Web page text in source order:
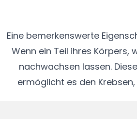
Eine bemerkenswerte
Wenn ein Teil ihres Körpers,
nachwachsen lassen.
ermöglicht es den